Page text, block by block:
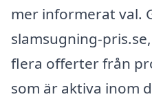
mer informerat val.
slamsugning-
flera offerter från
som är aktiva inom